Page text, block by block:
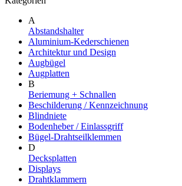
A
Abstandshalter
Aluminium-Kederschienen
Architektur und Design
Augbügel
Augplatten
B
Beriemung + Schnallen
Beschilderung / Kennzeichnung
Blindniete
Bodenheber / Einlassgriff
Bügel-Drahtseilklemmen
D
Decksplatten
Displays
Drahtklammern